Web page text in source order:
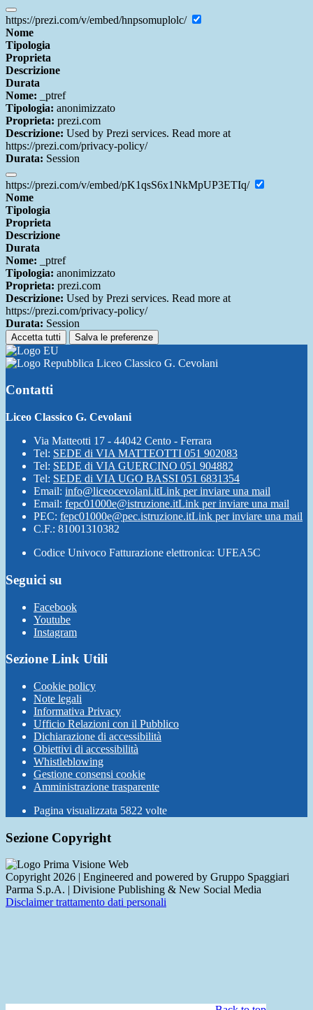
https://prezi.com/v/embed/hnpsomuplolc/
Nome
Tipologia
Proprieta
Descrizione
Durata
Nome: _ptref
Tipologia: anonimizzato
Proprieta: prezi.com
Descrizione: Used by Prezi services. Read more at
https://prezi.com/privacy-policy/
Durata: Session
https://prezi.com/v/embed/pK1qsS6x1NkMpUP3ETIq/
Nome
Tipologia
Proprieta
Descrizione
Durata
Nome: _ptref
Tipologia: anonimizzato
Proprieta: prezi.com
Descrizione: Used by Prezi services. Read more at
https://prezi.com/privacy-policy/
Durata: Session
Accetta tutti Salva le preferenze
Liceo Classico G. Cevolani
Contatti
Liceo Classico G. Cevolani
Via Matteotti 17 - 44042 Cento - Ferrara
Tel: SEDE di VIA MATTEOTTI 051 902083
Tel: SEDE di VIA GUERCINO 051 904882
Tel: SEDE di VIA UGO BASSI 051 6831354
Email: info@liceocevolani.itLink per inviare una mail
Email: fepc01000e@istruzione.itLink per inviare una mail
PEC: fepc01000e@pec.istruzione.itLink per inviare una mail
C.F.: 81001310382
Codice Univoco Fatturazione elettronica: UFEA5C
Seguici su
Facebook
Youtube
Instagram
Sezione Link Utili
Cookie policy
Note legali
Informativa Privacy
Ufficio Relazioni con il Pubblico
Dichiarazione di accessibilità
Obiettivi di accessibilità
Whistleblowing
Gestione consensi cookie
Amministrazione trasparente
Pagina visualizzata 5822 volte
Sezione Copyright
Copyright 2026 | Engineered and powered by Gruppo Spaggiari
Parma S.p.A. | Divisione Publishing & New Social Media
Disclaimer trattamento dati personali